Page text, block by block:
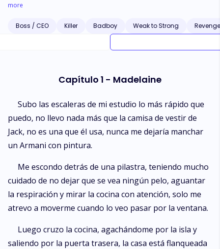
asesina brutalmente a una mujer. Recluida en una mansión lejos de todo
esquizofrénica mientras lucha por revelar el secreto de Jack. Astra
siempre ha sido un chico problemático, tras salir de la cárcel, lo único
en una zona remota mientras intenta convencer a las autoridades de que
su hermana ha desaparecido. Con lo que Jack no contaba es que Astra
idiomas, incluido el de Maddy.
more
Boss / CEO Killer Badboy Weak to Strong Revenge
Capítulo 1 - Madelaine
Subo las escaleras de mi estudio lo más rápido que
puedo, no llevo nada más que la camisa de vestir de
Jack, no es una que él usa, nunca me dejaría manchar
un Armani con pintura.
Me escondo detrás de una pilastra, teniendo mucho
cuidado de no dejar que se vea ningún pelo, aguantar
la respiración y mirar la cocina con atención, solo me
atrevo a moverme cuando lo veo pasar por la ventana.
Luego cruzo la cocina, agachándome por la isla y
saliendo por la puerta trasera, la casa está flanqueada